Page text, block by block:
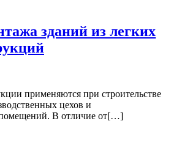
зданий из легких
применяются при строительстве
цехов и
помещений. В отличие от[…]